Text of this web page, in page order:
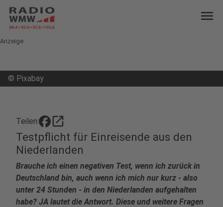
menu
Anzeige
© Pixabay
Teilen: open_in_new
Testpflicht für Einreisende aus den
Niederlanden
Brauche ich einen negativen Test, wenn ich zurück in
Deutschland bin, auch wenn ich mich nur kurz - also
unter 24 Stunden - in den Niederlanden aufgehalten
habe? JA lautet die Antwort. Diese und weitere Fragen